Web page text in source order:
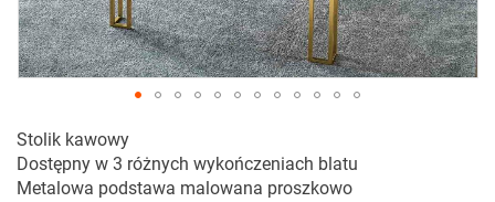
na
początek
galerii
Stolik kawowy
Dostępny w 3 różnych wykończeniach blatu
Metalowa podstawa malowana proszkowo